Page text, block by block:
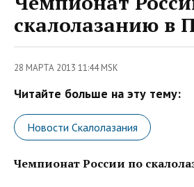
скалолазанию в
28 МАРТА 2013 11:44 MSK
Читайте больше на эту тему:
Новости Скалолазания
Чемпионат России по